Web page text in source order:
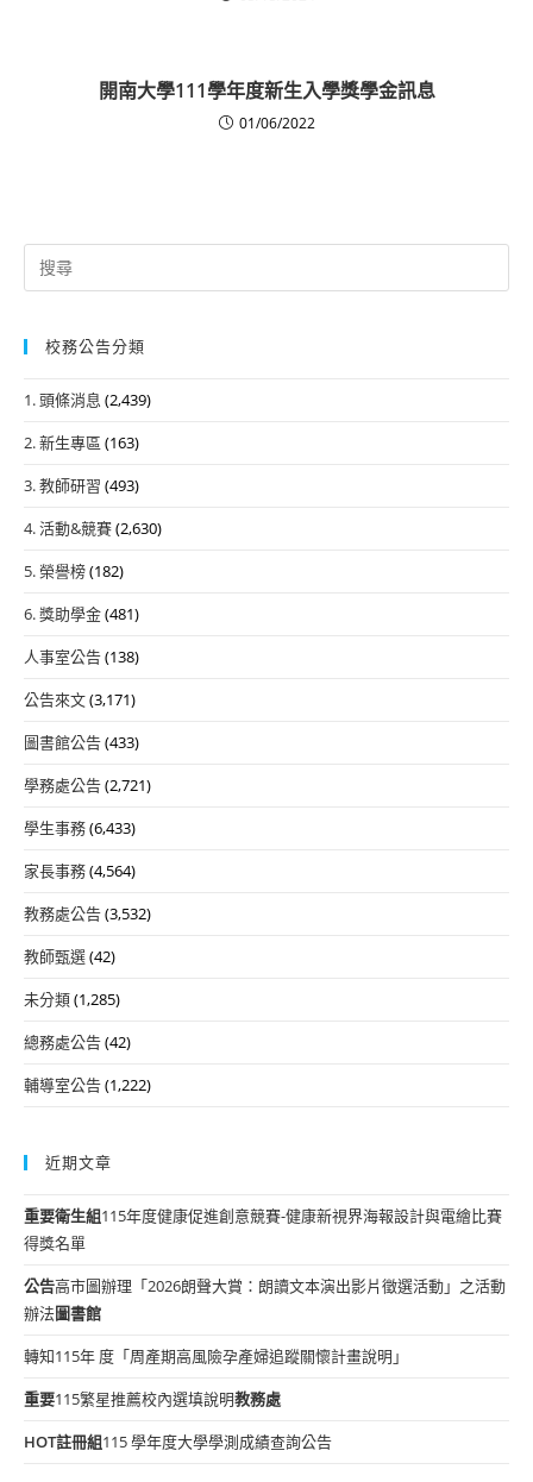
開南大學111學年度新生入學獎學金訊息
01/06/2022
Search
for:
校務公告分類
1. 頭條消息 (2,439)
2. 新生專區 (163)
3. 教師研習 (493)
4. 活動&競賽(2,630)
5. 榮譽榜(182)
6. 獎助學金(481)
人事室公告(138)
公告來文(3,171)
圖書館公告(433)
學務處公告(2,721)
學生事務(6,433)
家長事務(4,564)
教務處公告(3,532)
教師甄選(42)
未分類(1,285)
總務處公告(42)
輔導室公告(1,222)
近期文章
重要衛生組115年度健康促進創意競賽-健康新視界海報設計與電繪比賽
得獎名單
公告高市圖辦理「2026朗聲大賞：朗讀文本演出影片徵選活動」之活動
辦法圖書館
轉知115年 度「周產期高風險孕產婦追蹤關懷計畫說明」
重要115繁星推薦校內選填說明教務處
HOT註冊組115 學年度大學學測成績查詢公告